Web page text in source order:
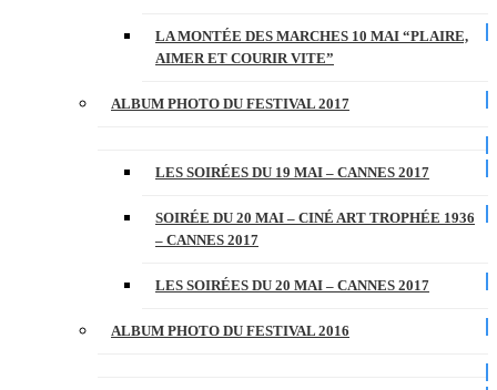
LA MONTÉE DES MARCHES 10 MAI “PLAIRE,
AIMER ET COURIR VITE”
ALBUM PHOTO DU FESTIVAL 2017
LES SOIRÉES DU 19 MAI – CANNES 2017
SOIRÉE DU 20 MAI – CINÉ ART TROPHÉE 1936
– CANNES 2017
LES SOIRÉES DU 20 MAI – CANNES 2017
ALBUM PHOTO DU FESTIVAL 2016